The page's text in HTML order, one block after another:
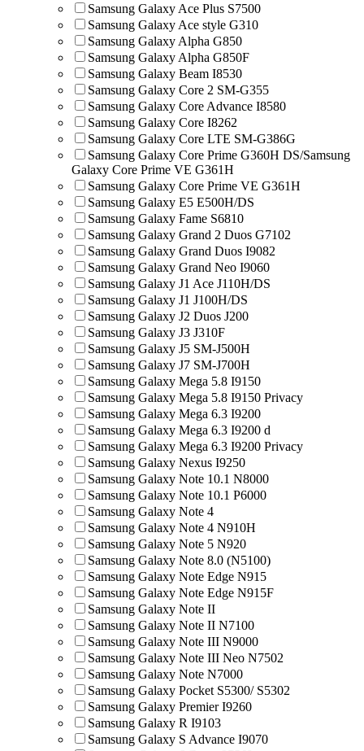
Samsung Galaxy Ace Plus S7500
Samsung Galaxy Ace style G310
Samsung Galaxy Alpha G850
Samsung Galaxy Alpha G850F
Samsung Galaxy Beam I8530
Samsung Galaxy Core 2 SM-G355
Samsung Galaxy Core Advance I8580
Samsung Galaxy Core I8262
Samsung Galaxy Core LTE SM-G386G
Samsung Galaxy Core Prime G360H DS/Samsung
Galaxy Core Prime VE G361H
Samsung Galaxy Core Prime VE G361H
Samsung Galaxy E5 E500H/DS
Samsung Galaxy Fame S6810
Samsung Galaxy Grand 2 Duos G7102
Samsung Galaxy Grand Duos I9082
Samsung Galaxy Grand Neo I9060
Samsung Galaxy J1 Ace J110H/DS
Samsung Galaxy J1 J100H/DS
Samsung Galaxy J2 Duos J200
Samsung Galaxy J3 J310F
Samsung Galaxy J5 SM-J500H
Samsung Galaxy J7 SM-J700H
Samsung Galaxy Mega 5.8 I9150
Samsung Galaxy Mega 5.8 I9150 Privacy
Samsung Galaxy Mega 6.3 I9200
Samsung Galaxy Mega 6.3 I9200 d
Samsung Galaxy Mega 6.3 I9200 Privacy
Samsung Galaxy Nexus I9250
Samsung Galaxy Note 10.1 N8000
Samsung Galaxy Note 10.1 P6000
Samsung Galaxy Note 4
Samsung Galaxy Note 4 N910H
Samsung Galaxy Note 5 N920
Samsung Galaxy Note 8.0 (N5100)
Samsung Galaxy Note Edge N915
Samsung Galaxy Note Edge N915F
Samsung Galaxy Note II
Samsung Galaxy Note II N7100
Samsung Galaxy Note III N9000
Samsung Galaxy Note III Neo N7502
Samsung Galaxy Note N7000
Samsung Galaxy Pocket S5300/ S5302
Samsung Galaxy Premier I9260
Samsung Galaxy R I9103
Samsung Galaxy S Advance I9070